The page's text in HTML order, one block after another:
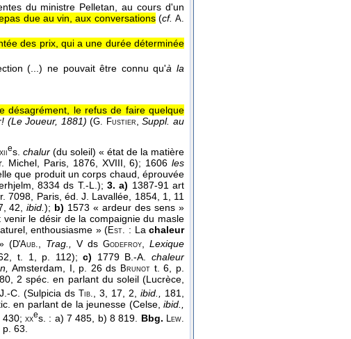
du ministre Pelletan, au cours d'un
due au vin, aux conversations(cf. A.
des prix, qui a une durée déterminée
(...) ne pouvait être connu qu'à la
désagrément, le refus de faire quelque
(Le Joueur, 1881) (G. Fustier ,Suppl. au
xiies. chalur (du soleil) « état de la matière
Michel, Paris, 1876, XVIII, 6); 1606les
que produit un corps chaud, éprouvée
8334 ds T.-L.);3. a) 1387-91 art
7098, Paris, éd. J. Lavallée, 1854, 1, 11
42,ibid.); b) 1573 « ardeur des sens »
le désir de la compaignie du masle
enthousiasme » (Est. : Lachaleur
(D'Aub. Trag., V ds Godefroy
Lexique
t. 1, p. 112);c) 1779 B.-A.chaleur
Amsterdam, I, p. 26 ds Brunot t. 6, p.
2 spéc. en parlant du soleil (Lucrèce,
C. (Sulpicia ds Tib. , 3, 17, 2, ibid.,
181,
en parlant de la jeunesse (Celse,ibid.,
xxes. : a) 7 485, b) 8 819. Bbg. Lew.
p. 63.